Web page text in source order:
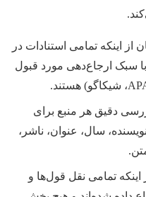
از اینکه تمامی استنادات در
سبک ارجاع‌دهی مورد قبول
دقیق هر منبع برای
سال، عنوان، ناشر،
اینکه تمامی نقل قول‌ها و